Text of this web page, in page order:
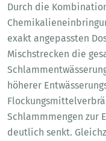
Durch die
exakt angepassten
Mischstrecken die
höherer
Schlammmengen zur
deutlich senkt.